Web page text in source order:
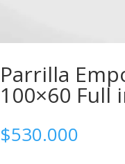
Parrilla
100×60 Full
$530.000